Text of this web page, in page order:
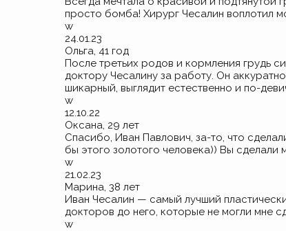
просто бомба! Хирург Чесалин воплотил
w
24.01.23
Ольга, 41 год
После третьих родов и кормления грудь
доктору Чесалину за работу. Он
шикарный, выглядит естественно и по-
w
12.10.22
Оксана, 29 лет
Спасибо, Иван Павлович,за-то, что
бы этого золотого человека)) Вы сделали
w
21.02.23
Марина, 38 лет
Иван Чесалин — самый лучший
докторов до него, которые не могли мне
w